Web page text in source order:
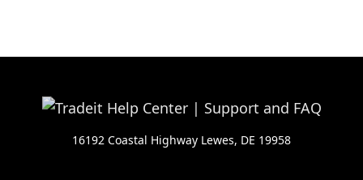
16192 Coastal Highway Lewes, DE 19958